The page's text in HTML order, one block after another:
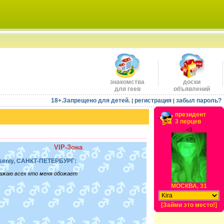
знакомства
для геев
доски
объявлений
18+.Запрещено для детей. | регистрация | забыл пароль?
VIP-Зона
САНКТ-ПЕТЕРБУРГ:
всех кто меня обожает
президент
3 перцев
<3
МОСКВА, 31
[Займи это место!]